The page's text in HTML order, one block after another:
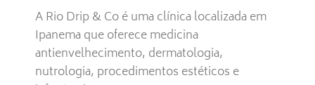
A Rio Drip & Co é uma clínica localizada em
Ipanema que oferece medicina
antienvelhecimento, dermatologia,
nutrologia, procedimentos estéticos e